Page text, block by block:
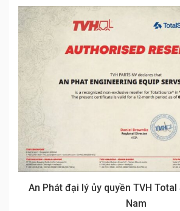
An Phát đại lý ủy quyền TVH
Nam